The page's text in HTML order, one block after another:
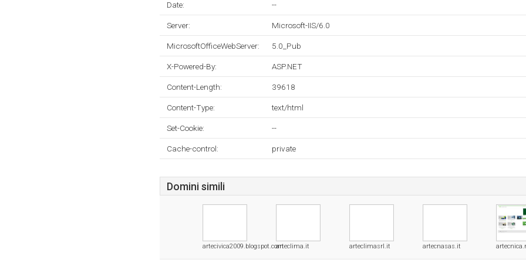
Date: --
Server: Microsoft-IIS/6.0
MicrosoftOfficeWebServer: 5.0_Pub
X-Powered-By: ASP.NET
Content-Length: 39618
Content-Type: text/html
Set-Cookie: --
Cache-control: private
Domini simili
artecivica2009.blogspot.comarteclima.it arteclimasrl.it artecnasas.it